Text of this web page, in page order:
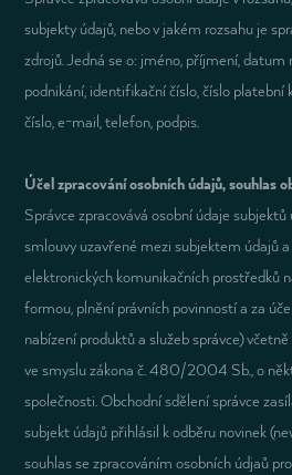
subjekty údajů, nebo v jakém rozsahu je
zdrojů. Jedná se o: jméno, příjmení, datum
podnikání, identifikační číslo, číslo
číslo, e-mail, telefon, podpis.
Účel zpracování osobních údajů, souhlas
Správce zpracovává osobní údaje
smlouvy uzavřené mezi subjektem údajů
elektronických komunikačních prostředků
formou, plnění právních povinností a za
nabízení produktů a služeb správce)
ve smyslu zákona č. 480/2004 Sb., o
společnosti. Obchodní sdělení správce
subjekt údajů přihlásil k odběru novinek
souhlas se zpracováním osobních údjaů
24 25 26 27
2
24 25 26 27
2